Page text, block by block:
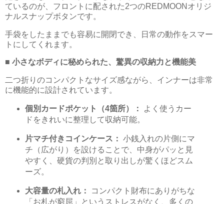
ているのが、フロントに配された2つのREDMOONオリジ
ナルスナップボタンです。
手袋をしたままでも容易に開閉でき、日常の動作をスマー
トにしてくれます。
■ 小さなボディに秘められた、驚異の収納力と機能美
二つ折りのコンパクトなサイズ感ながら、インナーは非常
に機能的に設計されています。
個別カードポケット（4箇所）：
よく使うカー
ドをきれいに整理して収納可能。
片マチ付きコインケース： 小銭入れの片側にマ
チ（広がり）を設けることで、中身がパッと見
やすく、硬貨の判別と取り出しが驚くほどスム
ーズ。
大容量の札入れ：
コンパクト財布にありがちな
「お札が窮屈」というストレスがなく、多くの